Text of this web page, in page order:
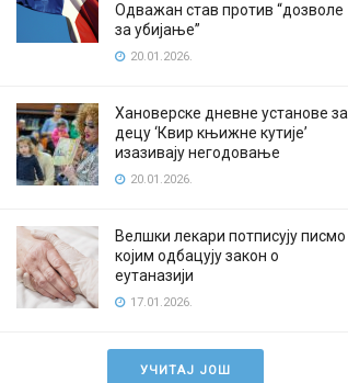
Одважан став против “дозволе
за убијање”
20.01.2026.
Хановерске дневне установе за
децу ‘Квир књижне кутије’
изазивају негодовање
20.01.2026.
Велшки лекари потписују писмо
којим одбацују закон о
еутаназији
17.01.2026.
УЧИТАЈ ЈОШ